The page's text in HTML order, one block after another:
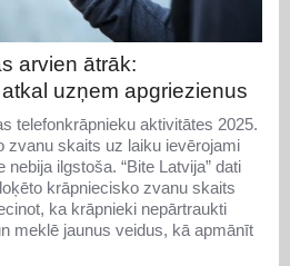
arvien ātrāk:
uzņem apgriezienus
telefonkrāpnieku aktivitātes 2025.
zvanu skaits uz laiku ievērojami
ilgstoša. “Bite Latvija” dati
krāpniecisko zvanu skaits
ka krāpnieki nepārtraukti
meklē jaunus veidus, kā apmānīt